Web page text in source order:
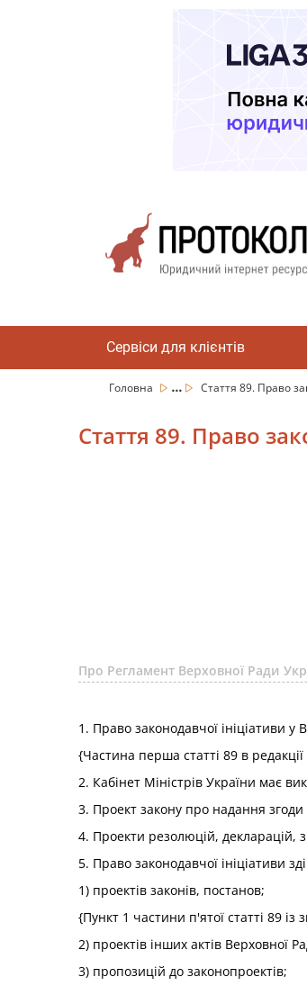
Сервіси для клієнтів
Головна ... Стаття 89. Право
Стаття 89. Право
Про Регламент Верховної Ради
1. Право законодавчої ініціативи
{Частина перша статті 89 в
2. Кабінет Міністрів України має
3. Проект закону про надання згоди
4. Проекти резолюцій, декларацій,
5. Право законодавчої ініціативи
1) проектів законів, постанов;
{Пункт 1 частини п'ятої статті 89
2) проектів інших актів Верховної
3) пропозицій до законопроектів;